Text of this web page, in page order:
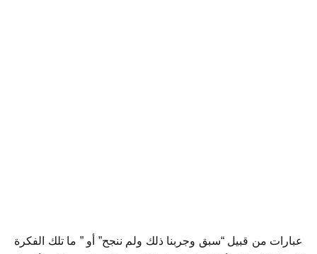
عبارات من قبيل “سبق وجربنا ذلك ولم ننجح” أو ” ما تلك الفكرة